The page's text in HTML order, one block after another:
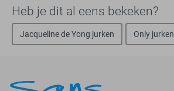
Heb je dit al eens bekeken?
Jacqueline de Yong jurken Only jurken